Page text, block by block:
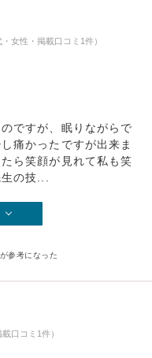
女性・掲載口コミ1件）
ですが、眠りながらで
痛かったですが出来ま
ら笑顔が見れて私も笑
の技...
参考になった
口コミ1件）